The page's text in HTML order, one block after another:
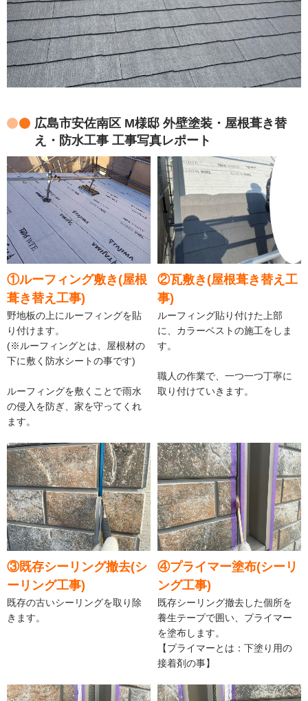
広島市安佐南区 M様邸 外壁塗装・屋根葺き替
え・防水工事 工事写真レポート
①ルーフィング敷き(屋根
葺き替え工事)
野地板の上にルーフィングを貼
り付けます。
(※ルーフィングとは、屋根材の
下に敷く防水シートの事です)
ルーフィングを敷くことで雨水
の侵入を防ぎ、家を守ってくれ
ます。
②瓦敷き(屋根葺き替え工
事)
ルーフィング貼り付けた上部
に、カラーベストの施工をしま
す。
職人の作業で、一つ一つ丁寧に
取り付けていきます。
③既存シーリング撤去(シ
ーリング工事)
既存の古いシーリングを取り除
きます。
④プライマー塗布(シーリ
ング工事)
既存シーリング撤去した個所を
養生テープで囲い、プライマー
を塗布します。
【プライマーとは：下塗り用の
接着剤の事】